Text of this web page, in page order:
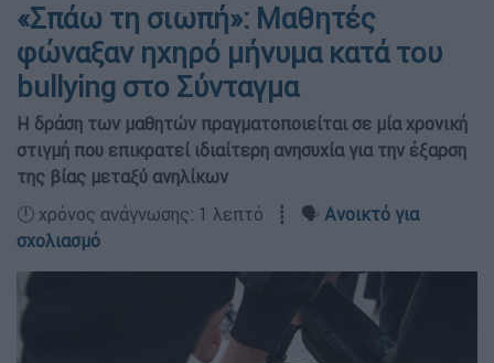
«Σπάω τη σιωπή»: Μαθητές
φώναξαν ηχηρό μήνυμα κατά του
bullying στο Σύνταγμα
Η δράση των μαθητών πραγματοποιείται σε μία χρονική
στιγμή που επικρατεί ιδιαίτερη ανησυχία για την έξαρση
της βίας μεταξύ ανηλίκων
🕛 χρόνος ανάγνωσης: 1 λεπτό ┋ 🗣️ Ανοικτό για
σχολιασμό